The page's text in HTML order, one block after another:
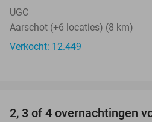
UGC
Aarschot (+6 locaties) (8 km)
Verkocht: 12.449
2, 3 of 4 overnachtingen